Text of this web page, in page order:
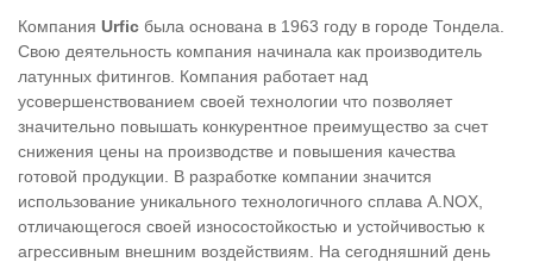
Компания Urfic была основана в 1963 году в городе Тондела.
Свою деятельность компания начинала как производитель
латунных фитингов. Компания работает над
усовершенствованием своей технологии что позволяет
значительно повышать конкурентное преимущество за счет
снижения цены на производстве и повышения качества
готовой продукции. В разработке компании значится
использование уникального технологичного сплава A.NOX,
отличающегося своей износостойкостью и устойчивостью к
агрессивным внешним воздействиям. На сегодняшний день